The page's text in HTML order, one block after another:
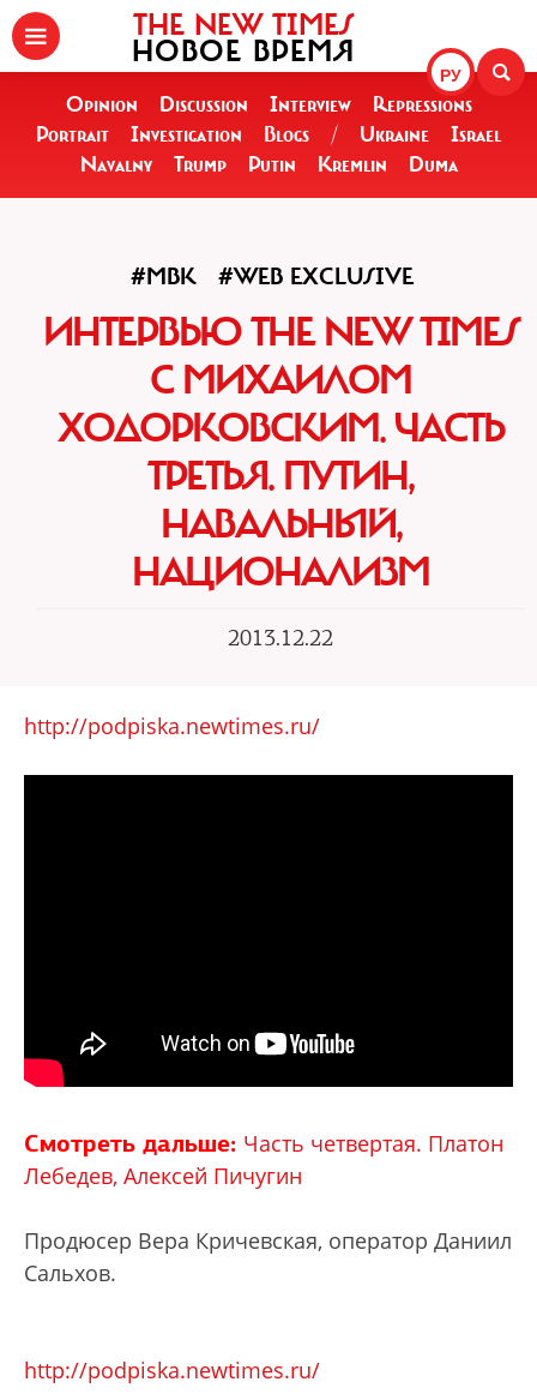
РУ
THE NEW TIMES
НОВОЕ ВРЕМЯ
Opinion Discussion Interview
Repressions
Portrait
Investigation Blogs / Ukraine
Israel
Navalny
Trump Putin Kremlin Duma
#MBK #WEB EXCLUSIVE
ИНТЕРВЬЮ THE NEW TIMES
С МИХАИЛОМ
ХОДОРКОВСКИМ. ЧАСТЬ
ТРЕТЬЯ. ПУТИН,
НАВАЛЬНЫЙ,
НАЦИОНАЛИЗМ
2013.12.22
http://podpiska.newtimes.ru/
Смотреть дальше: Часть четвертая. Платон
Лебедев, Алексей Пичугин
Продюсер Вера Кричевская, оператор Даниил
Сальхов.
http://podpiska.newtimes.ru/